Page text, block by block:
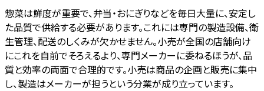
惣菜は鮮度が重要で、弁当・おにぎりなどを毎日大量に、安定し
た品質で供給する必要があります。これには専門の製造設備、衛
生管理、配送のしくみが欠かせません。小売が全国の店舗向け
にこれを自前でそろえるより、専門メーカーに委ねるほうが、品
質と効率の両面で合理的です。小売は商品の企画と販売に集中
し、製造はメーカーが担うという分業が成り立っています。